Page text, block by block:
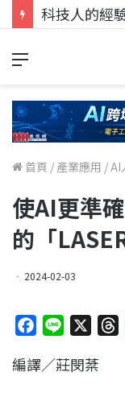
首頁 / 產業應用 /AI
使AI更準
的「
2024-02-03
c
n
編譯／莊閔棻